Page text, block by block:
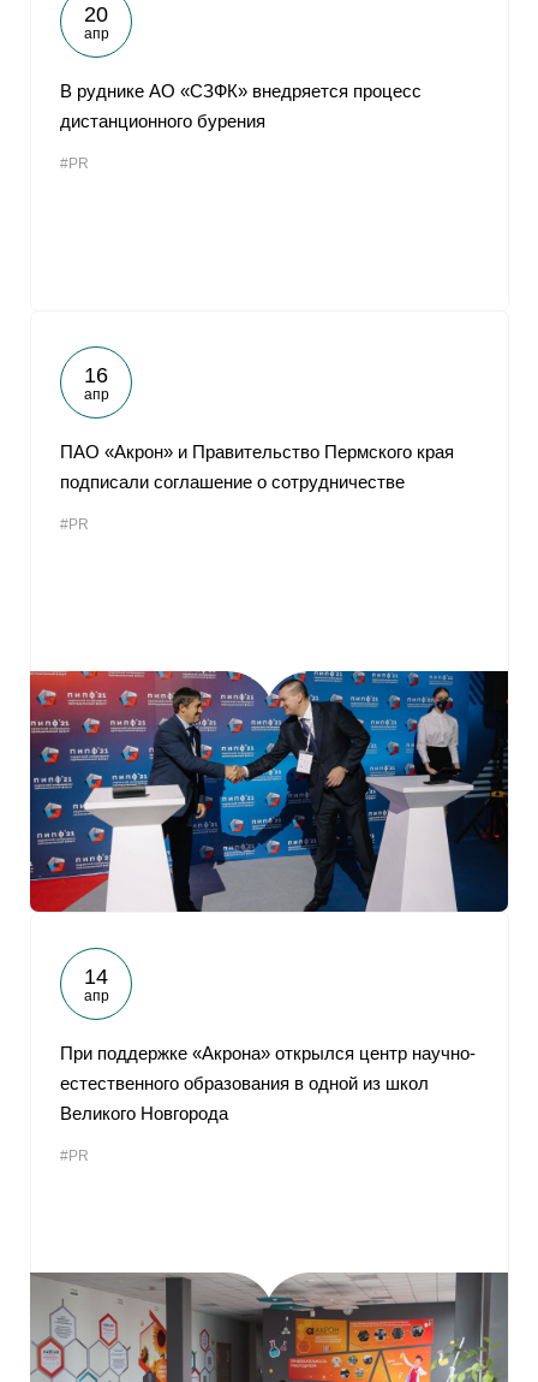
20
апр
В руднике АО «СЗФК» внедряется процесс
дистанционного бурения
#PR
16
апр
ПАО «Акрон» и Правительство Пермского края
подписали соглашение о сотрудничестве
#PR
14
апр
При поддержке «Акрона» открылся центр научно-
естественного образования в одной из школ
Великого Новгорода
#PR